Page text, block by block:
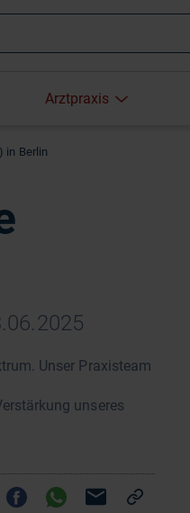
Arztpraxis
in Berlin
Unser Praxisteam
unseres